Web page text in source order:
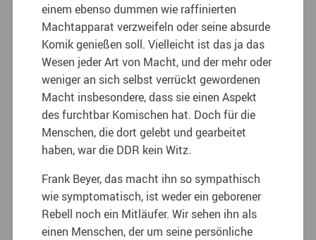
einem ebenso dummen wie raffinierten
Machtapparat verzweifeln oder seine absurde
Komik genießen soll. Vielleicht ist das ja das
Wesen jeder Art von Macht, und der mehr oder
weniger an sich selbst verrückt gewordenen
Macht insbesondere, dass sie einen Aspekt
des furchtbar Komischen hat. Doch für die
Menschen, die dort gelebt und gearbeitet
haben, war die DDR kein Witz.
Frank Beyer, das macht ihn so sympathisch
wie symptomatisch, ist weder ein geborener
Rebell noch ein Mitläufer. Wir sehen ihn als
einen Menschen, der um seine persönliche